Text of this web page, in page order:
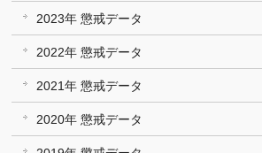
2023年 懲戒データ
2022年 懲戒データ
2021年 懲戒データ
2020年 懲戒データ